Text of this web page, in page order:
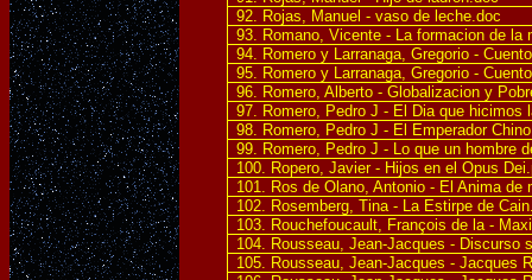
92. Rojas, Manuel - vaso de leche.doc
93. Romano, Vicente - La formacion de la
94. Romero y Larranaga, Gregorio -
95. Romero y Larranaga, Gregorio -
96. Romero, Alberto - Globalizacion y
97. Romero, Pedro J - El Dia que hicimos
98. Romero, Pedro J - El Emperador
99. Romero, Pedro J - Lo que un hombre
100. Ropero, Javier - Hijos en el Opus
101. Ros de Olano, Antonio - El Anima de
102. Rosemberg, Tina - La Estirpe de
103. Rouchefoucault, François de la -
104. Rousseau, Jean-Jacques - Discurso
105. Rousseau, Jean-Jacques - Jacques